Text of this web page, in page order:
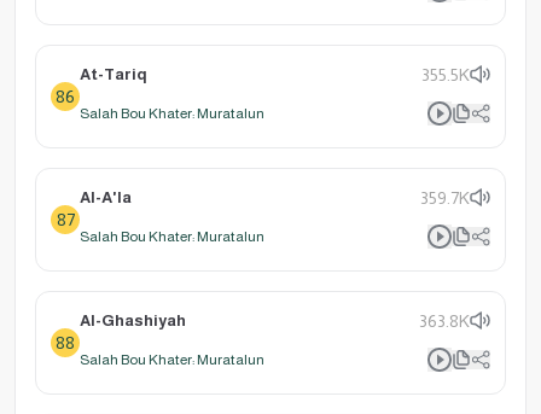
86
At-Tariq 355.5K
Salah Bou Khater: Muratalun
87
Al-A'la 359.7K
Salah Bou Khater: Muratalun
88
Al-Ghashiyah 363.8K
Salah Bou Khater: Muratalun